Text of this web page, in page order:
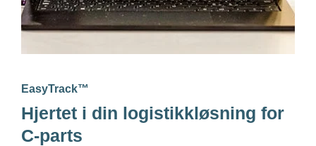
EasyTrack™
Hjertet i din logistikkløsning for
C-parts